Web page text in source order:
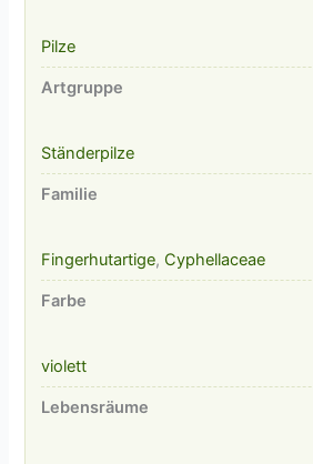
Pilze
Artgruppe
Ständerpilze
Familie
Fingerhutartige, Cyphellaceae
Farbe
violett
Lebensräume